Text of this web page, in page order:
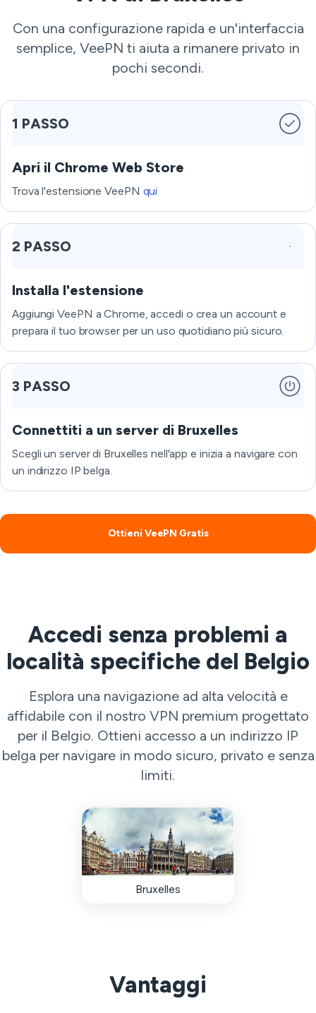
Con una configurazione rapida e un'interfaccia
semplice, VeePN ti aiuta a rimanere privato in
pochi secondi.
1 PASSO
Apri il Chrome Web Store
Trova l'estensione VeePN qui
2 PASSO
Installa l'estensione
Aggiungi VeePN a Chrome, accedi o crea un account e
prepara il tuo browser per un uso quotidiano più sicuro.
3 PASSO
Connettiti a un server di Bruxelles
Scegli un server di Bruxelles nell'app e inizia a navigare con
un indirizzo IP belga.
Ottieni VeePN Gratis
Accedi senza problemi a
località specifiche del Belgio
Esplora una navigazione ad alta velocità e
affidabile con il nostro VPN premium progettato
per il Belgio. Ottieni accesso a un indirizzo IP
belga per navigare in modo sicuro, privato e senza
limiti.
Bruxelles
Vantaggi